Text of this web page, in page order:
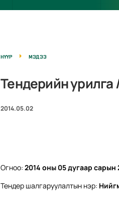
НҮҮР МЭДЭЭ
Тендерийн
2014.05.02
Огноо:2014 оны 05дугаар сарын
Тендер шалгаруулалтын нэр: